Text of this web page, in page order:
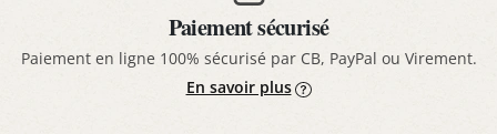
Paiement sécurisé
Paiement en ligne 100% sécurisé par CB, PayPal ou Virement.
En savoir plus